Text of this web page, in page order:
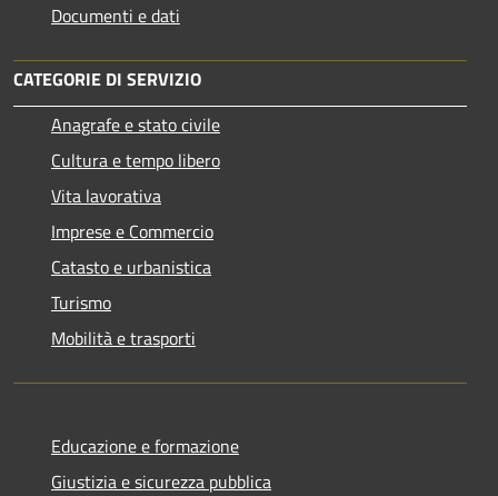
Documenti e dati
CATEGORIE DI SERVIZIO
Anagrafe e stato civile
Cultura e tempo libero
Vita lavorativa
Imprese e Commercio
Catasto e urbanistica
Turismo
Mobilità e trasporti
Educazione e formazione
Giustizia e sicurezza pubblica